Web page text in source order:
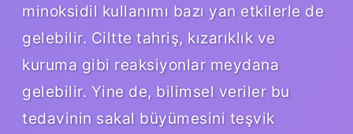
minoksidil kullanımı bazı yan etkilerle de
gelebilir. Ciltte tahriş, kızarıklık ve
kuruma gibi reaksiyonlar meydana
gelebilir. Yine de, bilimsel veriler bu
tedavinin sakal büyümesini teşvik